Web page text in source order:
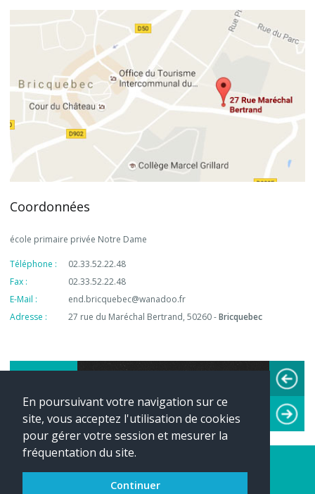
En poursuivant votre navigation sur ce
site, vous acceptez l'utilisation de cookies
pour gérer votre session et mesurer la
fréquentation du site.
Continuer
Coordonnées
école primaire privée Notre Dame
Téléphone :
02.33.52.22.48
Fax :
02.33.52.22.48
E-Mail :
end.bricquebec@wanadoo.fr
Adresse :
27 rue du Maréchal Bertrand, 50260 -Bricquebec
Top Rubriques
ACTUALITES CM2
archives CE1
Accueil Mentions Légales
Liste complète des articles Websco